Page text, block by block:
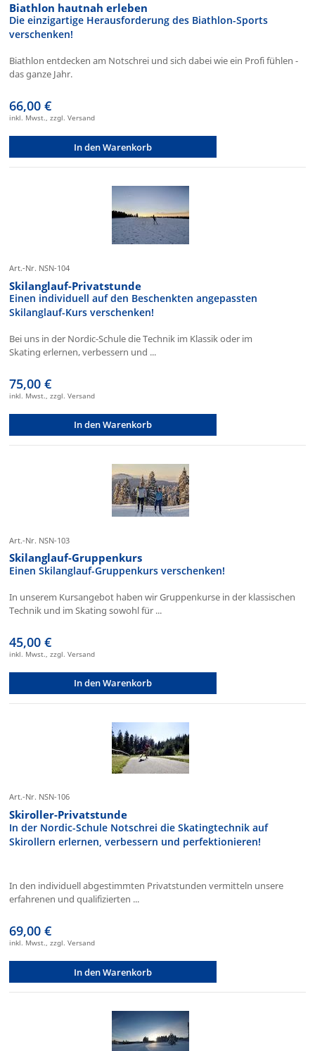
Biathlon hautnah erleben
Die einzigartige Herausforderung des Biathlon-Sports
verschenken!
Biathlon entdecken am Notschrei und sich dabei wie ein Profi fühlen -
das ganze Jahr.
66,00 €
inkl. Mwst., zzgl. Versand
In den Warenkorb
Art.-Nr. NSN-104
Skilanglauf-Privatstunde
Einen individuell auf den Beschenkten angepassten
Skilanglauf-Kurs verschenken!
Bei uns in der Nordic-Schule die Technik im Klassik oder im
Skating erlernen, verbessern und ...
75,00 €
inkl. Mwst., zzgl. Versand
In den Warenkorb
Art.-Nr. NSN-103
Skilanglauf-Gruppenkurs
Einen Skilanglauf-Gruppenkurs verschenken!
In unserem Kursangebot haben wir Gruppenkurse in der klassischen
Technik und im Skating sowohl für ...
45,00 €
inkl. Mwst., zzgl. Versand
In den Warenkorb
Art.-Nr. NSN-106
Skiroller-Privatstunde
In der Nordic-Schule Notschrei die Skatingtechnik auf
Skirollern erlernen, verbessern und perfektionieren!
In den individuell abgestimmten Privatstunden vermitteln unsere
erfahrenen und qualifizierten ...
69,00 €
inkl. Mwst., zzgl. Versand
In den Warenkorb